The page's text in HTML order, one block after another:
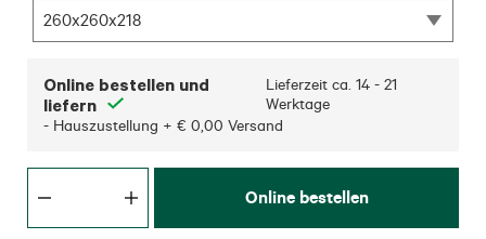
260x260x218
Online bestellen und
liefern
Lieferzeit ca. 14 - 21
Werktage
- Hauszustellung + € 0,00 Versand
Online bestellen